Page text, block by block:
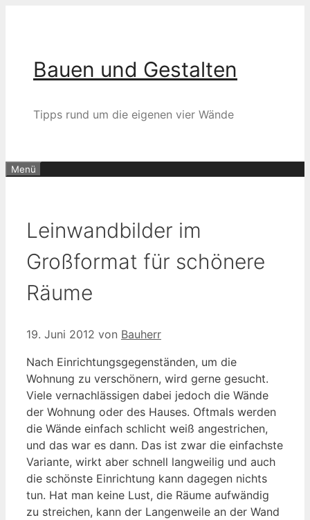
Bauen und Gestalten
Tipps rund um die eigenen vier Wände
Menü
Leinwandbilder im
Großformat für schönere
Räume
19. Juni 2012 von Bauherr
Nach Einrichtungsgegenständen, um die
Wohnung zu verschönern, wird gerne gesucht.
Viele vernachlässigen dabei jedoch die Wände
der Wohnung oder des Hauses. Oftmals werden
die Wände einfach schlicht weiß angestrichen,
und das war es dann. Das ist zwar die einfachste
Variante, wirkt aber schnell langweilig und auch
die schönste Einrichtung kann dagegen nichts
tun. Hat man keine Lust, die Räume aufwändig
zu streichen, kann der Langenweile an der Wand